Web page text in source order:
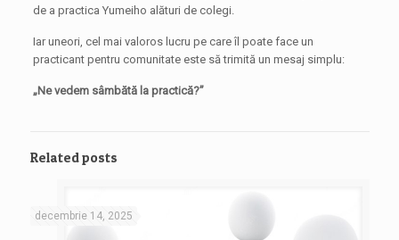
de a practica Yumeiho alături de colegi.
Iar uneori, cel mai valoros lucru pe care îl poate face un
practicant pentru comunitate este să trimită un mesaj simplu:
„Ne vedem sâmbătă la practică?”
Related posts
decembrie 14, 2025